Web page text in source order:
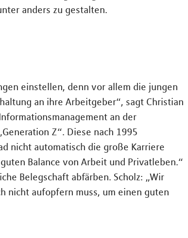
anders zu gestalten.
einstellen, denn vor allem die jungen
an ihre Arbeitgeber“, sagt Christian
an der
Z“. Diese nach 1995
nicht automatisch die große Karriere
Balance von Arbeit und Privatleben.“
Belegschaft abfärben. Scholz: „Wir
nicht aufopfern muss, um einen guten